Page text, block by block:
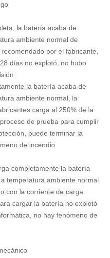
la batería acaba de
ambiente normal de
por el fabricante,
días no explotó, no hubo
la batería acaba de
ambiente normal, la
carga al 250% de la
de prueba para cumplir
puede terminar la
de incendio
completamente la batería
temperatura ambiente normal
con la corriente de carga
cargar la batería no explotó
no hay fenómeno de